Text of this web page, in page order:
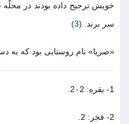
خويش ترجيح داده بودند در محلّه
سر برند. (3)
«صريا» نام روستايى بود كه به
1- بقره: 2٠2.
2- فجر: 2.